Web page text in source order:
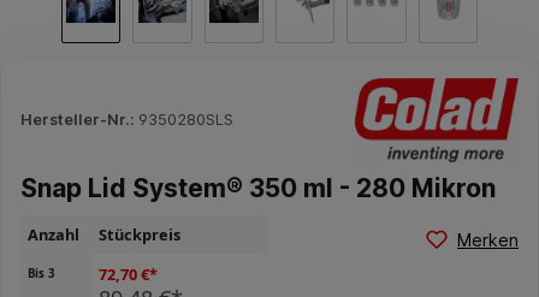
Hersteller-Nr.: 9350280SLS
Snap Lid System® 350 ml - 280 Mikron
Anzahl Stückpreis
Bis3 72,70 €*
Merken